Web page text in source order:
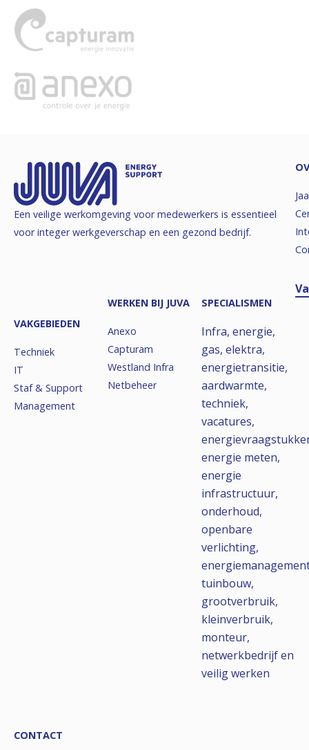
Een veilige werkomgeving voor medewerkers is essentieel
voor integer werkgeverschap en een gezond bedrijf.
VAKGEBIEDEN
Techniek
IT
Staf & Support
Management
WERKEN BIJ JUVA
Anexo
Capturam
Westland Infra
Netbeheer
SPECIALISMEN
Infra, energie,
gas, elektra,
energietransitie,
aardwarmte,
techniek,
vacatures,
energie meten,
energie
infrastructuur,
onderhoud,
openbare
verlichting,
tuinbouw,
grootverbruik,
kleinverbruik,
monteur,
netwerkbedrijf en
veilig werken
CONTACT